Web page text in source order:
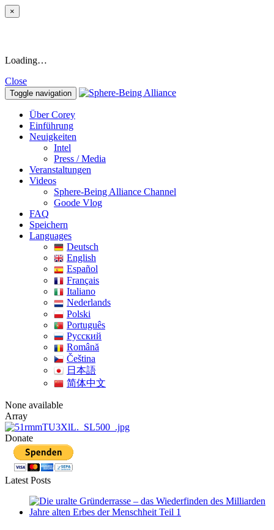
×
Loading…
Close
Toggle navigation
Über Corey
Einführung
Neuigkeiten
Intel
Press / Media
Veranstaltungen
Videos
Sphere-Being Alliance Channel
Goode Vlog
FAQ
Speichern
Languages
Deutsch
English
Español
Français
Italiano
Nederlands
Polski
Português
Pусский
Română
Čeština
日本語
简体中文
None available
Array
Donate
Latest Posts